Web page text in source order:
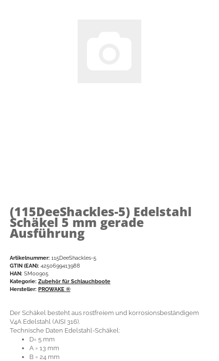
(115DeeShackles-5) Edelstahl
Schäkel 5 mm gerade
Ausführung
Artikelnummer: 115DeeShackles-5
GTIN (EAN): 4250699413988
HAN: SM00905
Kategorie: Zubehör für Schlauchboote
Hersteller: PROWAKE ®
Der Schäkel besteht aus rostfreiem und korrosionsbeständigem
V4A Edelstahl (AISI 316).
Technische Daten Edelstahl-Schäkel:
D= 5 mm
A = 13 mm
B = 24 mm